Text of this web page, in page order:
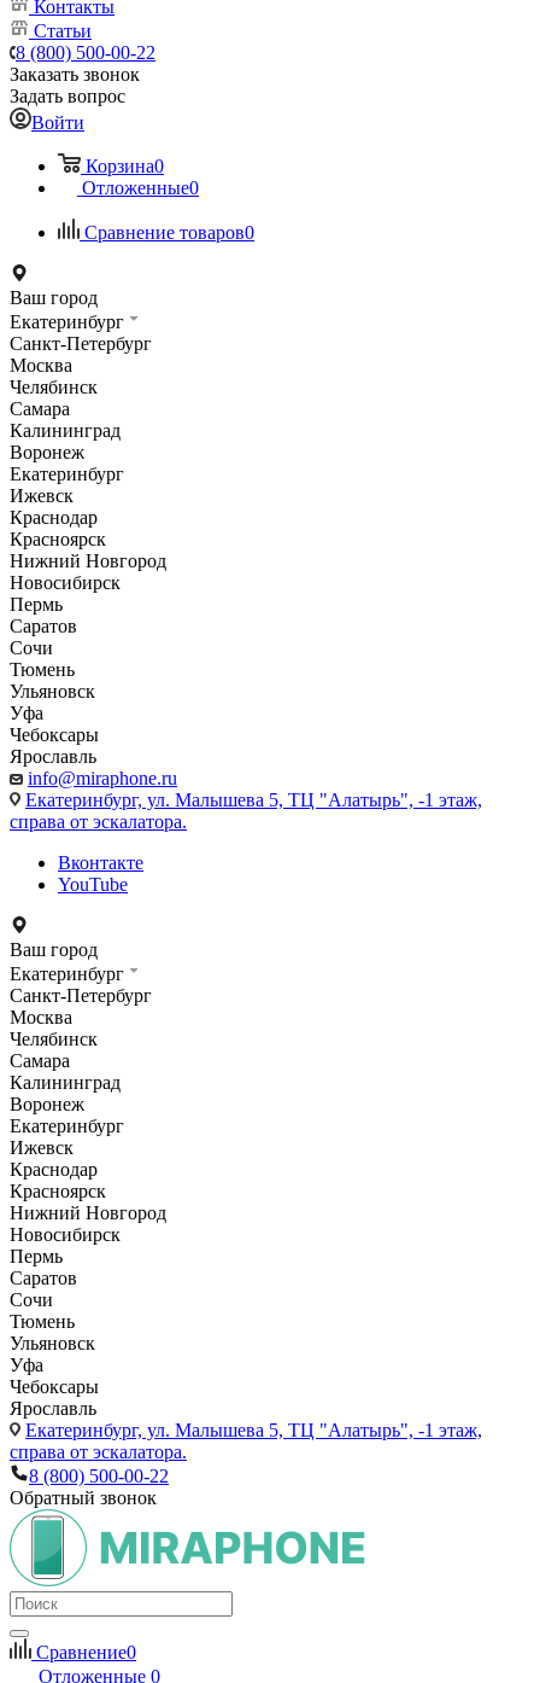
Контакты
Статьи
8 (800) 500-00-22
Заказать звонок
Задать вопрос
Войти
Корзина0
Отложенные0
Сравнение товаров0
Ваш город
Екатеринбург
Санкт-Петербург
Москва
Челябинск
Самара
Калининград
Воронеж
Екатеринбург
Ижевск
Краснодар
Красноярск
Нижний Новгород
Новосибирск
Пермь
Саратов
Сочи
Тюмень
Ульяновск
Уфа
Чебоксары
Ярославль
info@miraphone.ru
Екатеринбург, ул. Малышева 5, ТЦ "Алатырь", -1 этаж,
справа от эскалатора.
Вконтакте
YouTube
Ваш город
Екатеринбург
Санкт-Петербург
Москва
Челябинск
Самара
Калининград
Воронеж
Екатеринбург
Ижевск
Краснодар
Красноярск
Нижний Новгород
Новосибирск
Пермь
Саратов
Сочи
Тюмень
Ульяновск
Уфа
Чебоксары
Ярославль
Екатеринбург, ул. Малышева 5, ТЦ "Алатырь", -1 этаж,
справа от эскалатора.
8 (800) 500-00-22
Обратный звонок
Сравнение0
Отложенные 0